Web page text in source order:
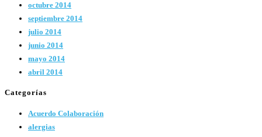
octubre 2014
septiembre 2014
julio 2014
junio 2014
mayo 2014
abril 2014
Categorías
Acuerdo Colaboración
alergias